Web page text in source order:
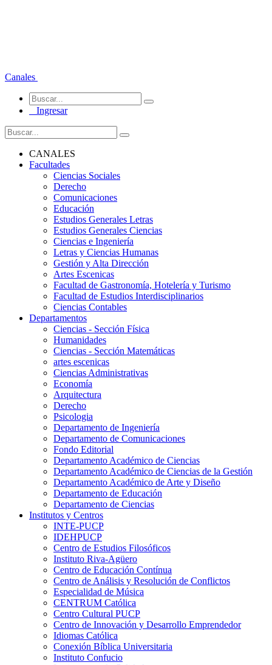
Canales
Ingresar
CANALES
Facultades
Ciencias Sociales
Derecho
Comunicaciones
Educación
Estudios Generales Letras
Estudios Generales Ciencias
Ciencias e Ingeniería
Letras y Ciencias Humanas
Gestión y Alta Dirección
Artes Escenicas
Facultad de Gastronomía, Hotelería y Turismo
Facultad de Estudios Interdisciplinarios
Ciencias Contables
Departamentos
Ciencias - Sección Física
Humanidades
Ciencias - Sección Matemáticas
artes escenicas
Ciencias Administrativas
Economía
Arquitectura
Derecho
Psicologia
Departamento de Ingeniería
Departamento de Comunicaciones
Fondo Editorial
Departamento Académico de Ciencias
Departamento Académico de Ciencias de la Gestión
Departamento Académico de Arte y Diseño
Departamento de Educación
Departamento de Ciencias
Institutos y Centros
INTE-PUCP
IDEHPUCP
Centro de Estudios Filosóficos
Instituto Riva-Agüero
Centro de Educación Contínua
Centro de Análisis y Resolución de Conflictos
Especialidad de Música
CENTRUM Católica
Centro Cultural PUCP
Centro de Innovación y Desarrollo Emprendedor
Idiomas Católica
Conexión Bíblica Universitaria
Instituto Confucio